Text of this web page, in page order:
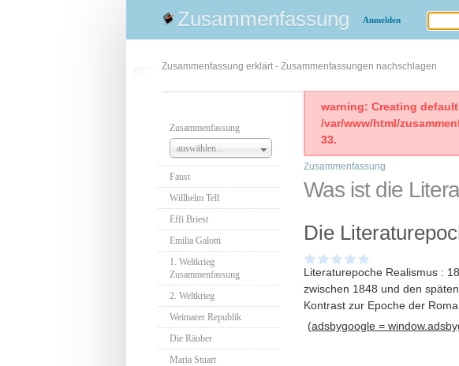
Zusammenfassung Anmelden
Zusammenfassung erklärt - Zusammenfassungen nachschlagen
Zusammenfassung
auswählen...
Faust
Willhelm Tell
Effi Briest
Emilia Galotti
1. Weltkrieg
Zusammenfassung
2. Weltkrieg
Weimarer Republik
Die Räuber
Maria Stuart
warning: Creating
/var/www/html/
33.
Zusammenfassung
Was ist die
Die
Literaturepoche Realismus :
zwischen 1848 und den
Kontrast zur Epoche der
(adsbygoogle =